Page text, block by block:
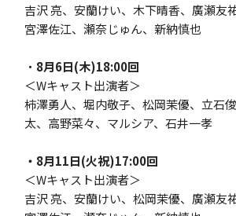
吉沢 亮、安蘭けい、木下晴香、廣瀬友
宮澤佐江、瀬奈じゅん、新納慎也
・ 8月6日(木)18:00回
＜Wキャスト出演者＞
柿澤勇人、堀内敬子、松岡茉優、立石
太、高野菜々、マルシア、石井一孝
・8月11日(火祝)17:00回
＜Wキャスト出演者＞
吉沢 亮、安蘭けい、松岡茉優、廣瀬友